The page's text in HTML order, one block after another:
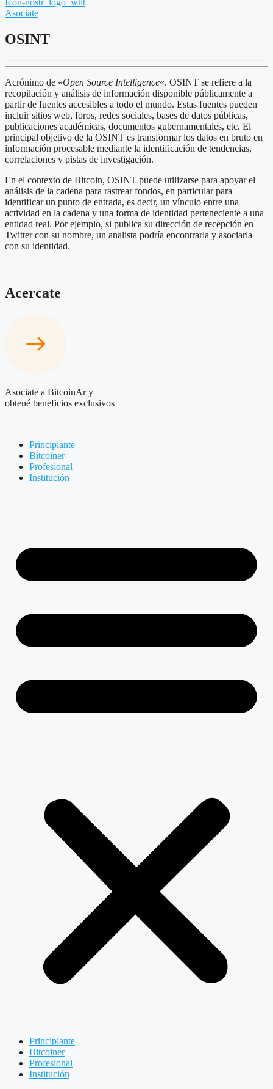
Icon-nostr_logo_wht
Asociate
OSINT
Acrónimo de «Open Source Intelligence«. OSINT se refiere a la
recopilación y análisis de información disponible públicamente a
partir de fuentes accesibles a todo el mundo. Estas fuentes pueden
incluir sitios web, foros, redes sociales, bases de datos públicas,
publicaciones académicas, documentos gubernamentales, etc. El
principal objetivo de la OSINT es transformar los datos en bruto en
información procesable mediante la identificación de tendencias,
correlaciones y pistas de investigación.
En el contexto de Bitcoin, OSINT puede utilizarse para apoyar el
análisis de la cadena para rastrear fondos, en particular para
identificar un punto de entrada, es decir, un vínculo entre una
actividad en la cadena y una forma de identidad perteneciente a una
entidad real. Por ejemplo, si publica su dirección de recepción en
Twitter con su nombre, un analista podría encontrarla y asociarla
con su identidad.
Acercate
Asociate a BitcoinAr y
obtené beneficios exclusivos
Principiante
Bitcoiner
Profesional
Institución
Principiante
Bitcoiner
Profesional
Institución